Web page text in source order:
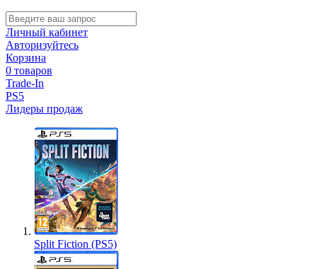
Личный кабинет
Авторизуйтесь
Корзина
0 товаров
Trade-In
PS5
Лидеры продаж
Split Fiction (PS5)